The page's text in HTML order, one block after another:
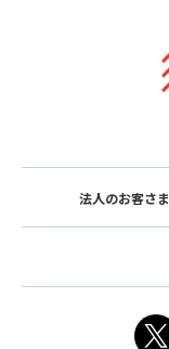
法人のお客さま